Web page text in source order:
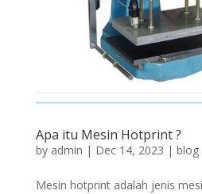
Apa itu Mesin Hotprint ?
by admin | Dec 14, 2023 | blog
Mesin hotprint adalah jenis